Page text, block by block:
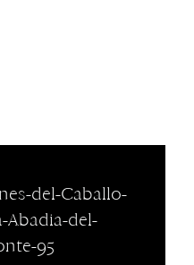
del-Caballo-
Abadia-del-
95